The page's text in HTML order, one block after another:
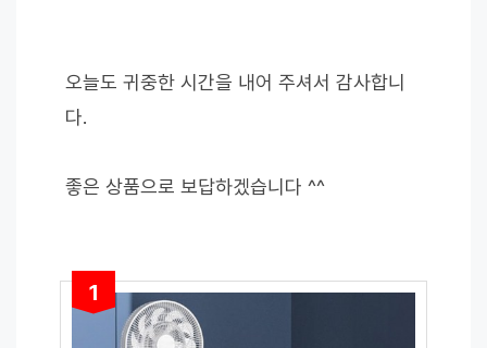
오늘도 귀중한 시간을 내어 주셔서 감사합니
다.
좋은 상품으로 보답하겠습니다 ^^
1